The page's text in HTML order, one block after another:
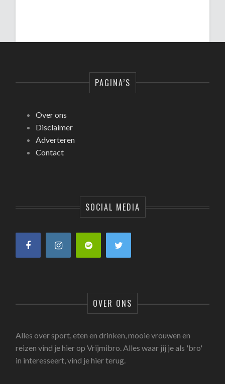
PAGINA’S
Over ons
Disclaimer
Adverteren
Contact
SOCIAL MEDIA
OVER ONS
Alles over sport, eten en drinken, mooie vrouwen en
reizen vind je hier op Vrijmibro. Alles waar jij je als 'bro'
in interesseert, vind je hier terug.